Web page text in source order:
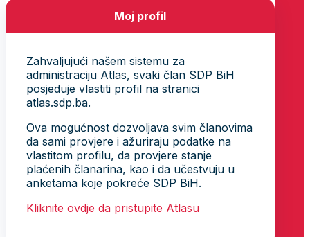
Moj profil
Zahvaljujući našem sistemu za
administraciju Atlas, svaki član SDP BiH
posjeduje vlastiti profil na stranici
atlas.sdp.ba.
Ova mogućnost dozvoljava svim članovima
da sami provjere i ažuriraju podatke na
vlastitom profilu, da provjere stanje
plaćenih članarina, kao i da učestvuju u
anketama koje pokreće SDP BiH.
Kliknite ovdje da pristupite Atlasu